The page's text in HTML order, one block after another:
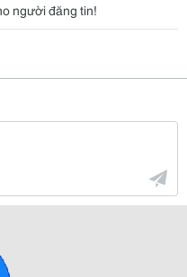
người đăng tin!